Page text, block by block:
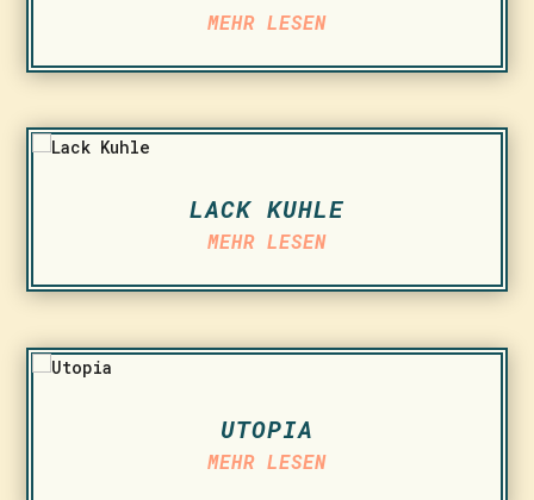
MEHR LESEN
LACK KUHLE
MEHR LESEN
UTOPIA
MEHR LESEN